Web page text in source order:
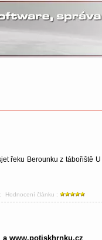
řeku Berounku z tábořiště
Hodnocení článku :
www.potiskhrnku.cz